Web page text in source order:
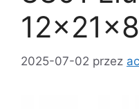
12x21x8
2025-07-02 przez